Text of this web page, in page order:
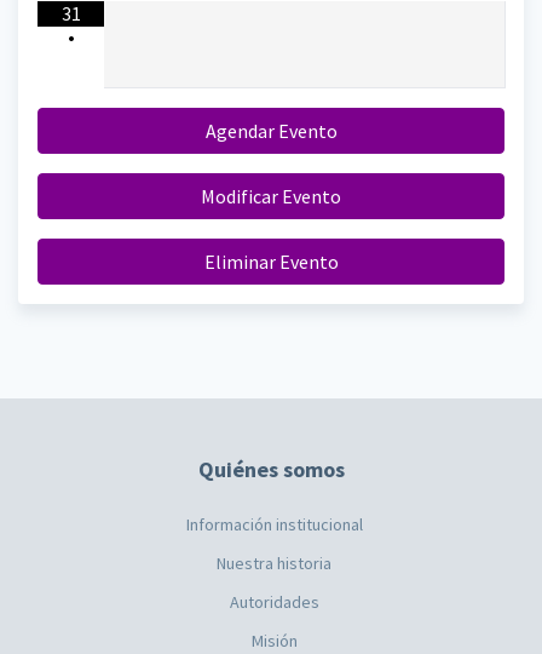
31
•
Agendar Evento
Modificar Evento
Eliminar Evento
Quiénes somos
Información institucional
Nuestra historia
Autoridades
Misión